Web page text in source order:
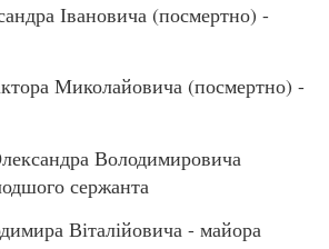
Івановича (посмертно) -
Миколайовича (посмертно) -
Володимировича
сержанта
Віталійовича - майора